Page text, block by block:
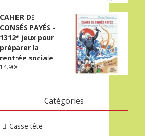
CAHIER DE
CONGÉS PAYÉS -
1312* jeux pour
préparer la
rentrée sociale
14.90€
Catégories
Casse tête